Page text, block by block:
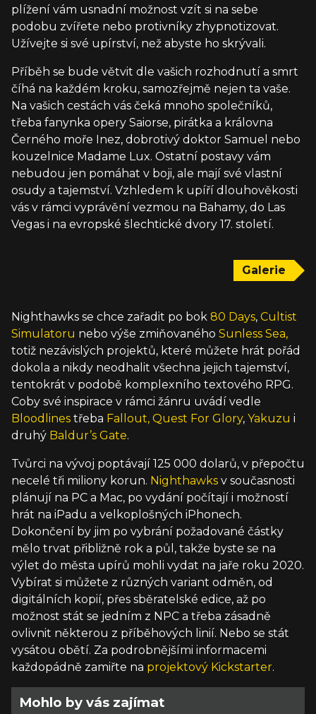
plížení vám usnadní možnost vzít si na sebe
podobu zvířete nebo protivníky zhypnotizovat.
Užívejte si své upírství, než abyste ho skrývali.
Příběh se bude větvit dle vašich rozhodnutí a smrt
číhá na každém kroku, samozřejmě nejen ta vaše.
Na vašich cestách vás čeká mnoho společníků,
třeba fanynka opery Saiorse, pirátka a královna
Černého moře Inez, dobrotivý doktor Samuel nebo
kouzelnice Madame Lux. Ostatní postavy vám
nebudou jen pomáhat v boji, ale mají své vlastní
osudy a tajemství. Vzhledem k upíří dlouhověkosti
vás v rámci vyprávění vezmou na Bahamy, do Las
Vegas i na evropské šlechtické dvory 17. století.
Galerie
Nighthawks se chce zařadit po bok 80 Days, Cultist
Simulatoru nebo výše zmiňovaného Sunless Sea,
totiž nezávislých projektů, které můžete hrát pořád
dokola a nikdy neodhalit všechna jejich tajemství,
tentokrát v podobě komplexního textového RPG.
Coby své inspirace v rámci žánru uvádí vedle
Bloodlines třeba Fallout, Quest For Glory, Yakuzu i
druhý Baldur’s Gate.
Tvůrci na vývoj poptávají 125 000 dolarů, v přepočtu
necelé tři miliony korun. Nighthawks v současnosti
plánují na PC a Mac, po vydání počítají i možností
hrát na iPadu a velkoplošných iPhonech.
Dokončení by jim po vybrání požadované částky
mělo trvat přibližně rok a půl, takže byste se na
výlet do města upírů mohli vydat na jaře roku 2020.
Vybírat si můžete z různých variant odměn, od
digitálních kopií, přes sběratelské edice, až po
možnost stát se jedním z NPC a třeba zásadně
ovlivnit některou z příběhových linií. Nebo se stát
vysátou obětí. Za podrobnějšími informacemi
každopádně zamiřte na projektový Kickstarter.
Mohlo by vás zajímat